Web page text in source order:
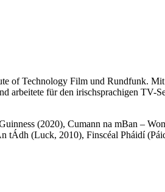
of Technology Film und Rundfunk.
arbeitete für den irischsprachigen TV-
(2020), Cumann na mBan –
tÁdh (Luck, 2010), Finscéal Pháidí